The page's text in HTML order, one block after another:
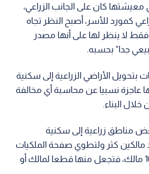
معيشتها كان على الجانب الزراعي،
كمورد للأسر، أصبح النظر تجاه
لا ينظر لها على أنها مصدر
جدا" بحسبه.
بتحويل الأراضي الزراعية إلى سكنية
عاجزة نسبيا عن محاسبة أي مخالفة
البناء.
مناطق زراعية إلى سكنية
كثر ولتطوي صفحة الملكيات
الجزئية، كأن يكون للقطعة 100 مالك، فتجعل منها قطعا لمالك أو